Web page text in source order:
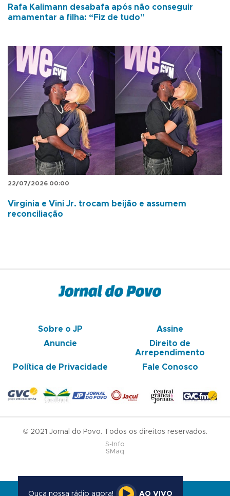
Rafa Kalimann desabafa após não conseguir
amamentar a filha: “Fiz de tudo”
22/07/2026 00:00
Virginia e Vini Jr. trocam beijão e assumem
reconciliação
Sobre o JP
Assine
Anuncie
Direito de
Arrependimento
Política de Privacidade
Fale Conosco
© 2021 Jornal do Povo. Todos os direitos reservados.
S-Info
SMaq
Ouça nossa rádio agora! AO VIVO